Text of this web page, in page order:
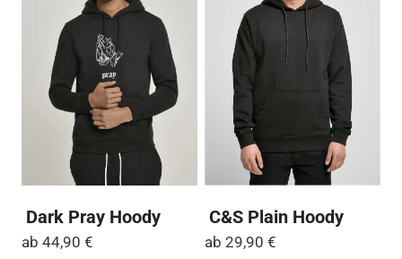
Dark Pray Hoody
ab 44,90 €
C&S Plain Hoody
ab 29,90 €